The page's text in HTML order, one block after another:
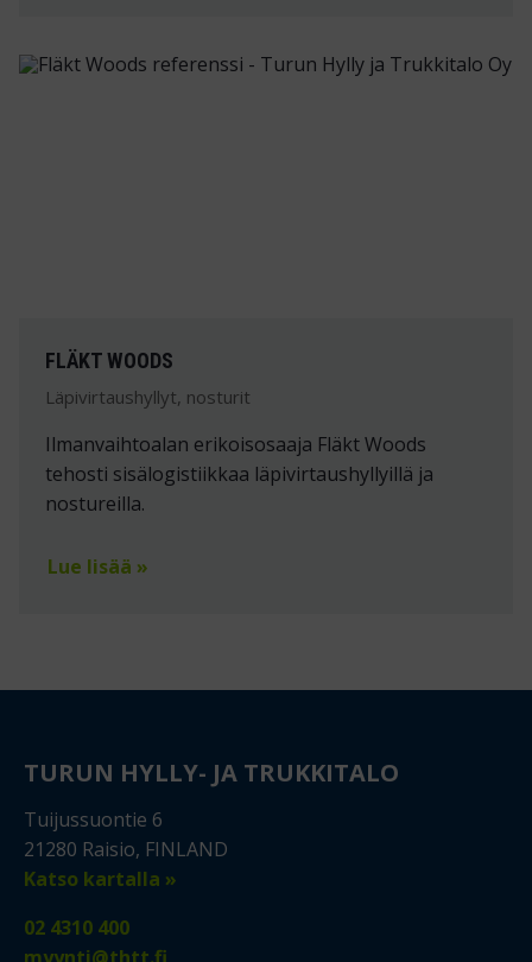
FLÄKT WOODS
Läpivirtaushyllyt, nosturit
Ilmanvaihtoalan erikoisosaaja Fläkt Woods
tehosti sisälogistiikkaa läpivirtaushyllyillä ja
nostureilla.
Lue lisää »
TURUN HYLLY- JA TRUKKITALO
Tuijussuontie 6
21280 Raisio, FINLAND
Katso kartalla »
02 4310 400
myynti@thtt.fi